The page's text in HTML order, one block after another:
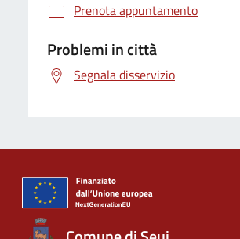
Prenota appuntamento
Problemi in città
Segnala disservizio